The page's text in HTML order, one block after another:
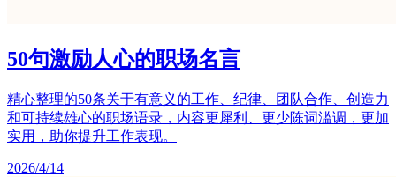
50句激励人心的职场名言
精心整理的50条关于有意义的工作、纪律、团队合作、创造力
和可持续雄心的职场语录，内容更犀利、更少陈词滥调，更加
实用，助你提升工作表现。
2026/4/14